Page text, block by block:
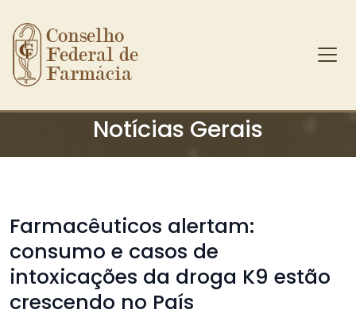
Ir para o conteúdo principal
Conselho
Federal de
Farmácia
Notícias Gerais
Farmacêuticos alertam:
consumo e casos de
intoxicações da droga K9 estão
crescendo no País